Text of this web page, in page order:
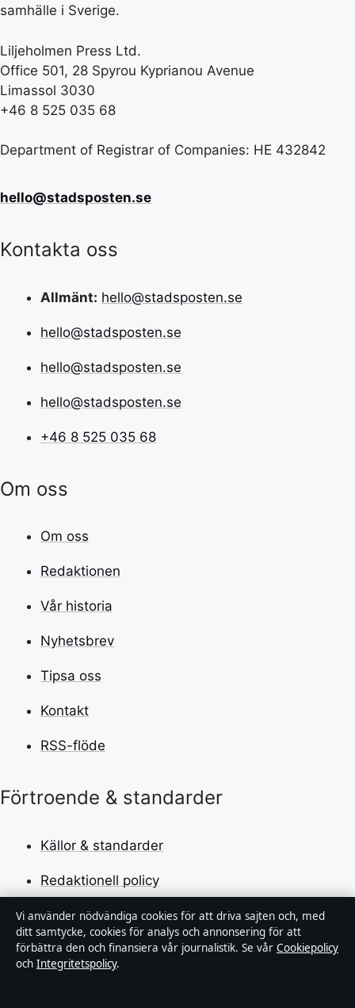
samhälle i Sverige.
Liljeholmen Press Ltd.
Office 501, 28 Spyrou Kyprianou Avenue
Limassol 3030
+46 8 525 035 68
Department of Registrar of Companies: HE 432842
hello@stadsposten.se
Kontakta oss
Allmänt: hello@stadsposten.se
hello@stadsposten.se
hello@stadsposten.se
hello@stadsposten.se
+46 8 525 035 68
Om oss
Om oss
Redaktionen
Vår historia
Nyhetsbrev
Tipsa oss
Kontakt
RSS-flöde
Förtroende & standarder
Källor & standarder
Redaktionell policy
Rättelsepolicy
Faktagranskningspolicy
Vi använder nödvändiga cookies för att driva sajten och, med
ditt samtycke, cookies för analys och annonsering för att
förbättra den och finansiera vår journalistik. Se vår Cookiepolicy
och Integritetspolicy.